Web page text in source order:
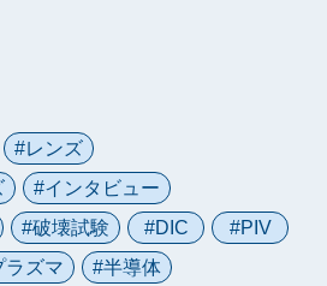
レンズ
インタビュー
破壊試験 DIC
PIV
ラズマ
半導体